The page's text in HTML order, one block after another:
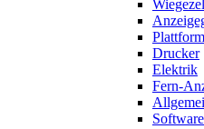
Drucker
Elektrik
Fern-
Software